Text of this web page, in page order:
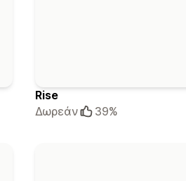
Rise
Δωρεάν
39%